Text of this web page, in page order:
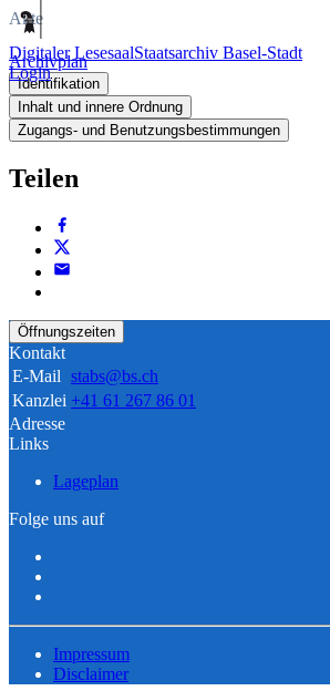
Digitaler LesesaalStaatsarchiv Basel-Stadt
Login
Akte
Archivplan
Identifikation
Inhalt und innere Ordnung
Zugangs- und Benutzungsbestimmungen
Teilen
Öffnungszeiten
Kontakt
E-Mail stabs@bs.ch
Kanzlei +41 61 267 86 01
Adresse
Links
Lageplan
Folge uns auf
Impressum
Disclaimer